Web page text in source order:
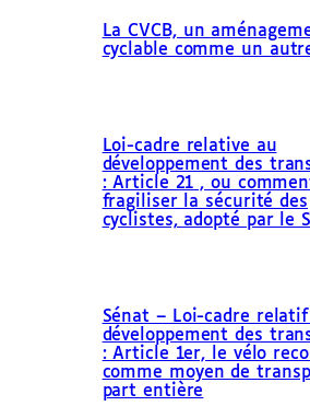
La CVCB, un
cyclable comme un
Loi-cadre relative au
développement des
: Article 21 , ou
fragiliser la sécurité des
cyclistes, adopté par le
Sénat – Loi-cadre
développement des
: Article 1er, le vélo
comme moyen de
part entière